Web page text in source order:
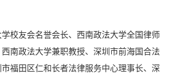
校友会名誉会长、西南政法大学全国律师
南政法大学兼职教授、深圳市前海国合法
福田区仁和长者法律服务中心理事长、深